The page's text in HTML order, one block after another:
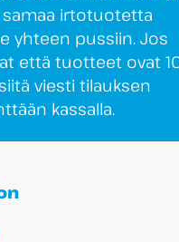
irtotuotetta
yhteen pussiin. Jos
että tuotteet ovat
viesti tilauksen
kassalla.